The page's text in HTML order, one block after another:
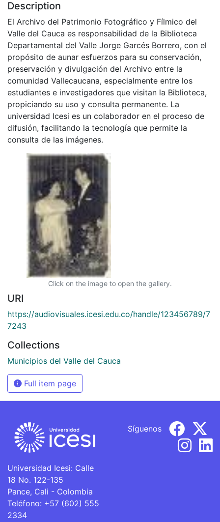
Description
El Archivo del Patrimonio Fotográfico y Fílmico del
Valle del Cauca es responsabilidad de la Biblioteca
Departamental del Valle Jorge Garcés Borrero, con el
propósito de aunar esfuerzos para su conservación,
preservación y divulgación del Archivo entre la
comunidad Vallecaucana, especialmente entre los
estudiantes e investigadores que visitan la Biblioteca,
propiciando su uso y consulta permanente. La
universidad Icesi es un colaborador en el proceso de
difusión, facilitando la tecnología que permite la
consulta de las imágenes.
Click on the image to open the gallery.
URI
https://audiovisuales.icesi.edu.co/handle/123456789/7
7243
Collections
Municipios del Valle del Cauca
Full item page
Universidad Icesi: Calle
18 No. 122-135
Pance, Cali - Colombia
Teléfono: +57 (602) 555
2334
Síguenos